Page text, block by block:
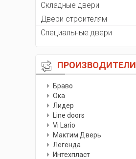
Складные двери
Двери строителям
Специальные двери
ПРОИЗВОДИТЕЛИ
Браво
Ока
Лидер
Line doors
Vi Lario
Мактим Дверь
Легенда
Интехпласт